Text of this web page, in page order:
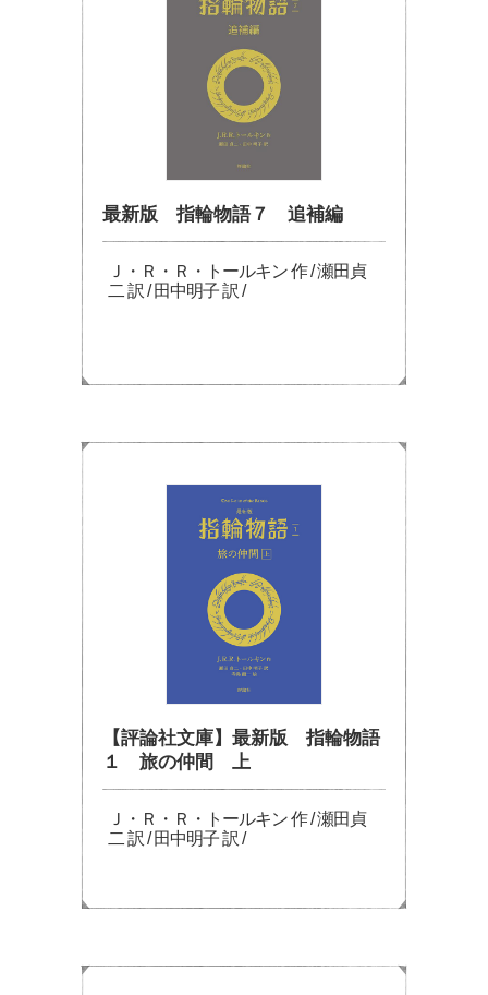
最新版 指輪物語７ 追補編
Ｊ・Ｒ・Ｒ・トールキン 作 / 瀬田貞
二 訳 / 田中明子 訳 /
【評論社文庫】最新版 指輪物語
１ 旅の仲間 上
Ｊ・Ｒ・Ｒ・トールキン 作 / 瀬田貞
二 訳 / 田中明子 訳 /